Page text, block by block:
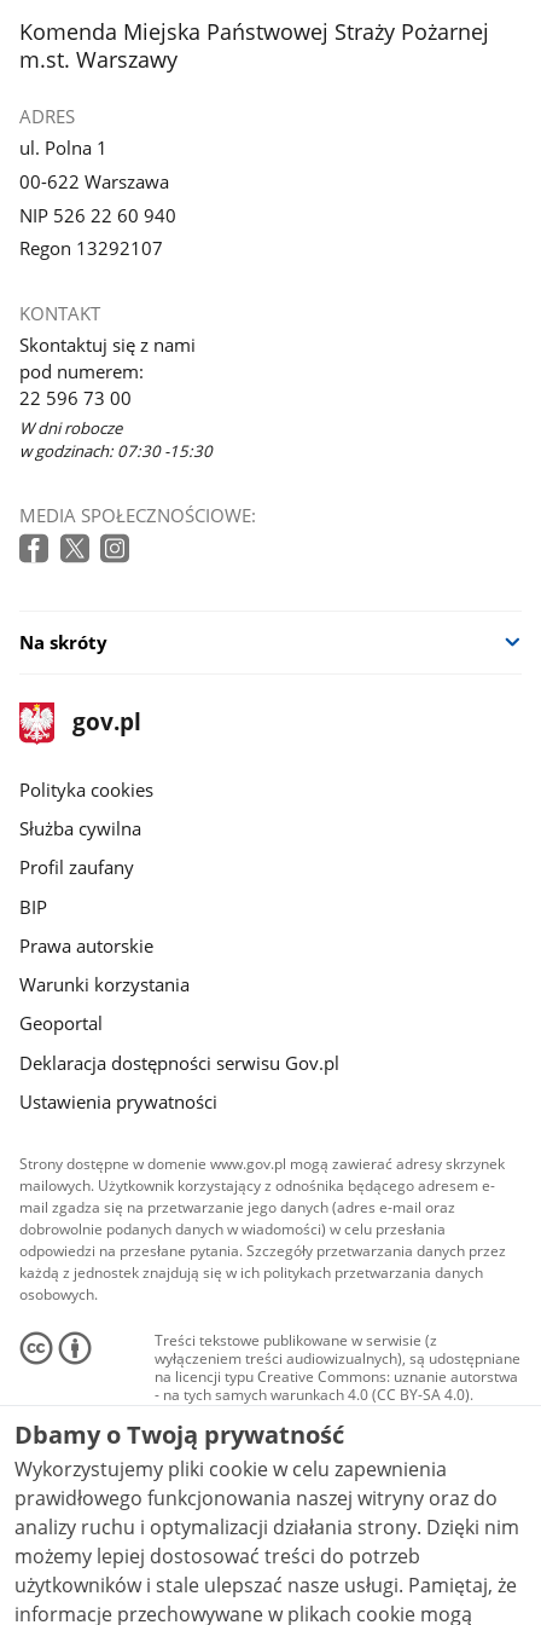
galerii.
galerii.
stopka
Komenda Miejska Państwowej Straży Pożarnej
m.st. Warszawy
ADRES
ul. Polna 1
00-622 Warszawa
NIP 526 22 60 940
Regon 13292107
KONTAKT
Skontaktuj się z nami
pod numerem:
22 596 73 00
W dni robocze
w godzinach: 07:30 -15:30
MEDIA SPOŁECZNOŚCIOWE:
Na skróty
stopka
gov.pl
Strona
gov.pl
gov.pl
Polityka cookies
Służba cywilna
Profil zaufany
BIP
Prawa autorskie
Warunki korzystania
Geoportal
Deklaracja dostępności serwisu Gov.pl
Ustawienia prywatności
Strony dostępne w domenie www.gov.pl mogą zawierać adresy skrzynek
mailowych. Użytkownik korzystający z odnośnika będącego adresem e-
mail zgadza się na przetwarzanie jego danych (adres e-mail oraz
dobrowolnie podanych danych w wiadomości) w celu przesłania
odpowiedzi na przesłane pytania. Szczegóły przetwarzania danych przez
każdą z jednostek znajdują się w ich politykach przetwarzania danych
osobowych.
Treści tekstowe publikowane w serwisie (z
wyłączeniem treści audiowizualnych), są udostępniane
na licencji typu Creative Commons: uznanie autorstwa
- na tych samych warunkach 4.0 (CC BY-SA 4.0).
Materiały audiowizualne, w tym zdjęcia, materiały
audio i wideo, są udostępniane na licencji typu
Creative Commons: uznanie autorstwa użycie
niekomercyjne - bez utworów zależnych 4.0 (CC BY-
NC-ND 4.0), o ile nie jest to stwierdzone inaczej.
Dbamy o Twoją prywatność
Wykorzystujemy pliki cookie w celu zapewnienia
prawidłowego funkcjonowania naszej witryny oraz do
analizy ruchu i optymalizacji działania strony. Dzięki nim
możemy lepiej dostosować treści do potrzeb
użytkowników i stale ulepszać nasze usługi. Pamiętaj, że
informacje przechowywane w plikach cookie mogą